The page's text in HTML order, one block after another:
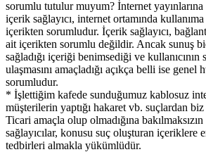
sorumlu tutulur muyum? İnternet
içerik sağlayıcı, internet ortamında
içerikten sorumludur. İçerik sağlayıcı,
ait içerikten sorumlu değildir. Ancak sunuş
sağladığı içeriği benimsediği ve
ulaşmasını amaçladığı açıkça belli ise genel
sorumludur.
* İşlettiğim kafede sunduğumuz kablosuz
müşterilerin yaptığı hakaret vb. suçlardan
Ticari amaçla olup olmadığına
sağlayıcılar, konusu suç oluşturan içeriklere
tedbirleri almakla yükümlüdür.